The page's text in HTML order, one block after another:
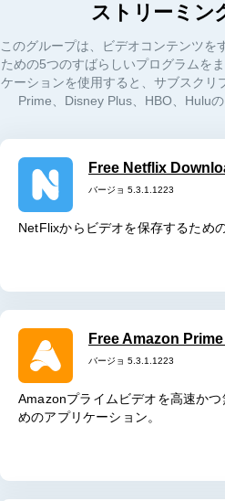
ストリーミン
このグループは、ビデオコンテンツを
ための5つのすばらしいプログラムを
ケーションを使用すると、サブスクリ
Prime、Disney Plus、HBO、Hulu
Free Netflix
バージョ 5.3.1.1223
NetFlixからビデオを保存するため
Free Amazon
バージョ 5.3.1.1223
Amazonプライムビデオを高速か
めのアプリケーション。